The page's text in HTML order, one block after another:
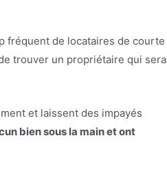
fréquent de locataires de courte
trouver un propriétaire qui sera
et laissent des impayés
bien sous la main et ont